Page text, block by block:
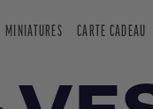
MINIATURES CARTE CADEAU